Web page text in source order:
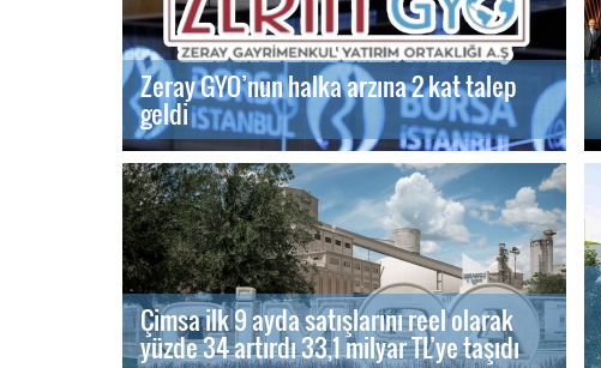
Zeray GYO’nun halka arzına 2 kat talep
geldi
Çimsa ilk 9 ayda satışlarını reel olarak
yüzde 34 artırdı 33,1 milyar TL’ye taşıdı